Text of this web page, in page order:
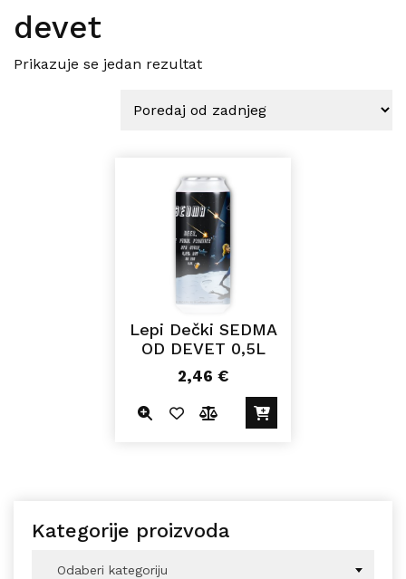
devet
Prikazuje se jedan rezultat
Lepi Dečki SEDMA
OD DEVET 0,5L
2,46 €
Kategorije proizvoda
Odaberi kategoriju